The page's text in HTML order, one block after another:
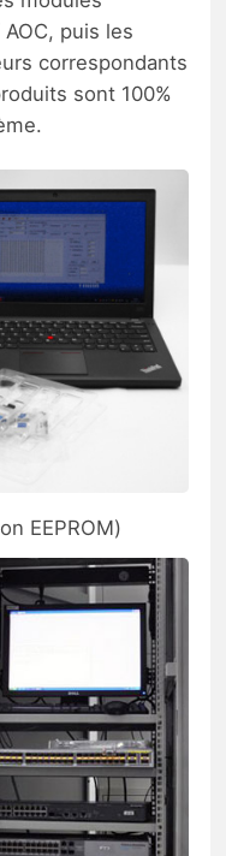
puis les
correspondants
sont 100%
EEPROM)